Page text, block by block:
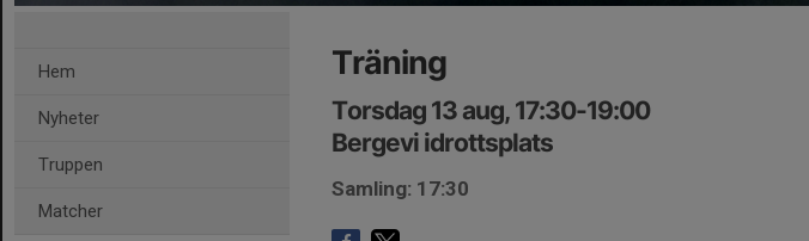
Hem
Nyheter
Truppen
Matcher
Träning
Torsdag 13 aug, 17:30-19:00
Bergevi idrottsplats
Samling: 17:30